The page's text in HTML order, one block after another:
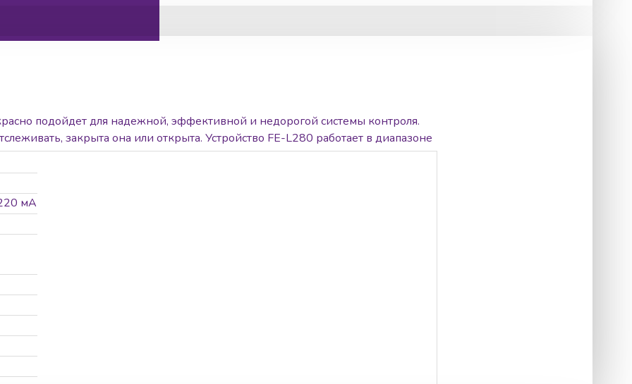
подойдет для надежной, эффективной и недорогой системы контроля.
закрыта она или открыта. Устройство FE-L280 работает в диапазоне
до 280 кг.
мА